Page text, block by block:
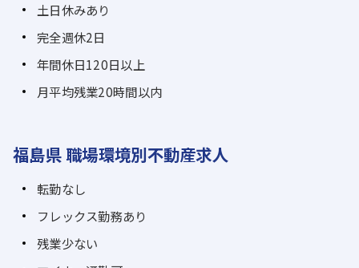
土日休みあり
完全週休2日
年間休日120日以上
月平均残業20時間以内
福島県 職場環境別不動産求人
転勤なし
フレックス勤務あり
残業少ない